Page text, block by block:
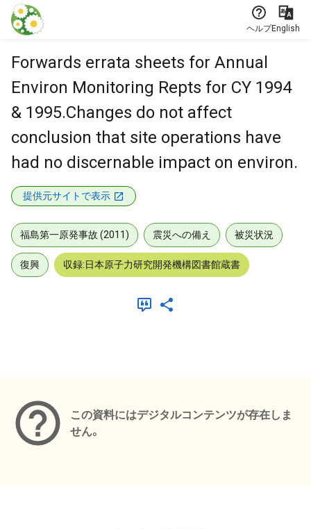
本文に飛ぶ
ヘルプEnglish
Forwards errata sheets for Annual
Environ Monitoring Repts for CY 1994
& 1995.Changes do not affect
conclusion that site operations have
had no discernable impact on environ.
提供元サイトで表示
福島第一原発事故 (2011) 震災への備え 被災状況
復興 収録:日本原子力研究開発機構図書館蔵書
この資料にはデジタルコンテンツが存在しま
せん。